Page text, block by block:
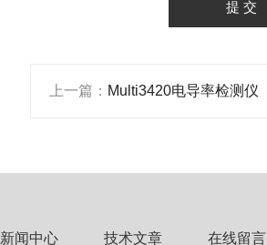
上一篇： Multi3420电导率检测仪
新闻中心 技术文章 在线留言